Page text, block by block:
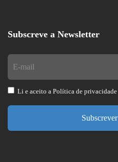
Subscreve a Newsletter
Li e aceito a Política de privacidade
Subscrever